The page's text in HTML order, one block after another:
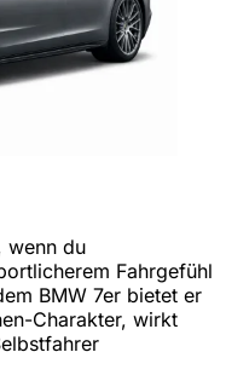
wenn du
Fahrgefühl
BMW 7er bietet er
Charakter, wirkt